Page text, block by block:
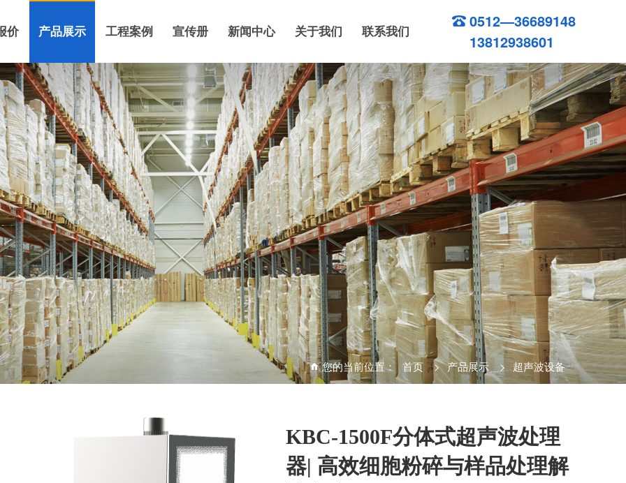
价 产品展示 工程案例 宣传册 新闻中心 关于我们 联系我们
0512—36689148
13812938601
您的当前位置： 首页 > 产品展示 > 超声波设备
KBC-1500F分体式超声波处理
器| 高效细胞粉碎与样品处理解